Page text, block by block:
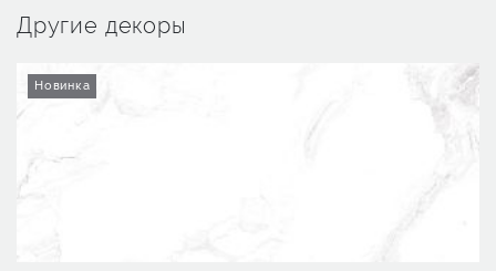
Другие декоры
Новинка